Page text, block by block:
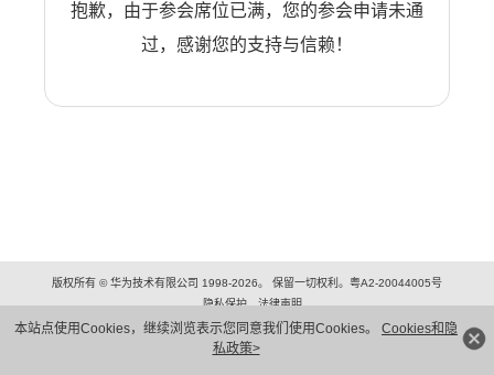
本站点使用Cookies，继续浏览表示您同意我们使用Cookies。 Cookies和隐
私政策>
抱歉，由于参会席位已满，您的参会申请未通
过，感谢您的支持与信赖！
版权所有 © 华为技术有限公司 1998-2026。 保留一切权利。粤A2-20044005号
隐私保护
法律声明